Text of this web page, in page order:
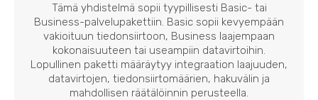
Tämä yhdistelmä sopii tyypillisesti Basic- tai
Business-palvelupakettiin. Basic sopii kevyempään
vakioituun tiedonsiirtoon, Business laajempaan
kokonaisuuteen tai useampiin datavirtoihin.
Lopullinen paketti määräytyy integraation laajuuden,
datavirtojen, tiedonsiirtomäärien, hakuvälin ja
mahdollisen räätälöinnin perusteella.